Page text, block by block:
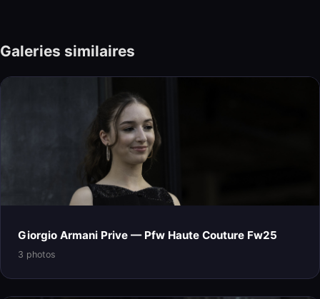
Galeries similaires
Giorgio Armani Prive — Pfw Haute Couture Fw25
3 photos